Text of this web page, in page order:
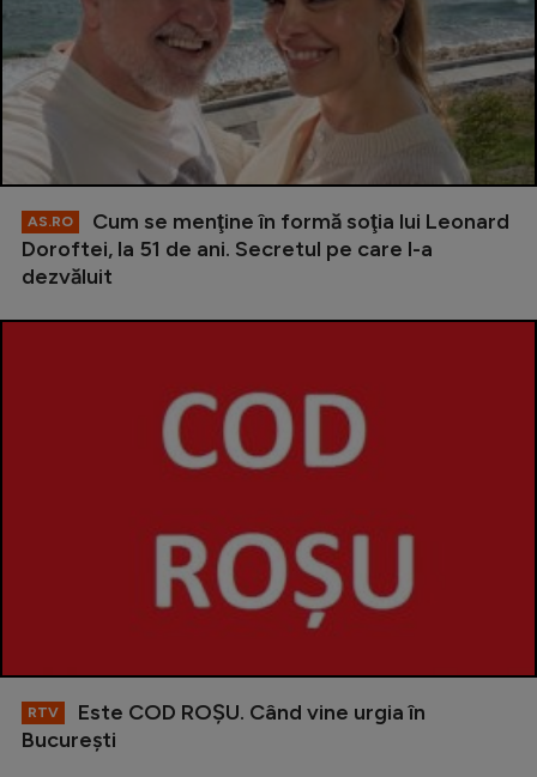
AS.RO
Cum se menţine în formă soţia lui Leonard
Doroftei, la 51 de ani. Secretul pe care l-a
dezvăluit
RTV
Este COD ROŞU. Când vine urgia în
Bucureşti